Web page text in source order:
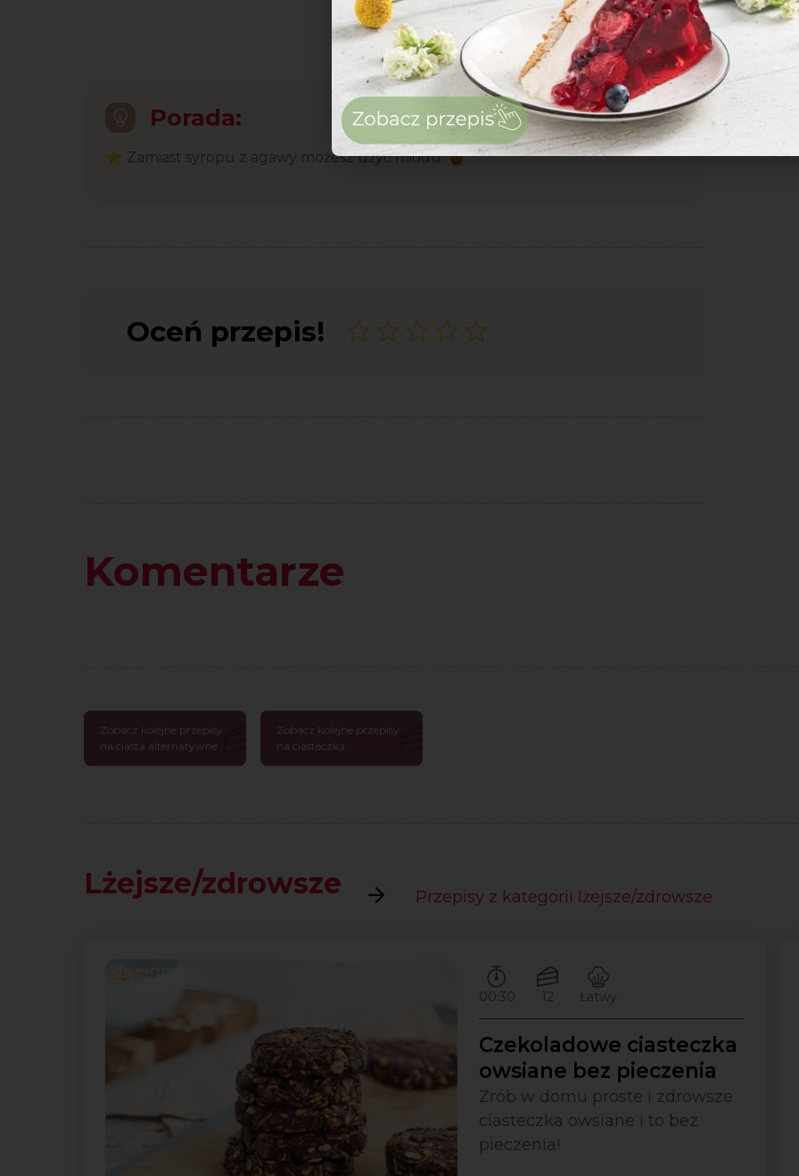
Porada:
⭐ Zamiast syropu z agawy możesz użyć miodu. 🍯
Oceń przepis!
Komentarze
Zobacz kolejne przepisy
na ciasta alternatywne
Zobacz kolejne przepisy
na ciasteczka
Lżejsze/zdrowsze Przepisy z kategorii lżejsze/zdrowsze
Czas przygotowywania:
00:30
Ilość porcji:
12
Poziom trudności:
Łatwy
Czekoladowe ciasteczka
owsiane bez pieczenia
Zrób w domu proste i zdrowsze
ciasteczka owsiane i to bez
pieczenia!